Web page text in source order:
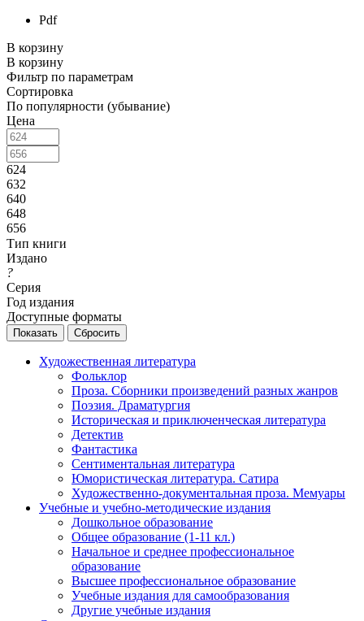
Pdf
В корзину
В корзину
Фильтр по параметрам
Сортировка
По популярности (убывание)
Цена
624
632
640
648
656
Тип книги
Издано
?
Серия
Год издания
Доступные форматы
Сбросить
Художественная литература
Фольклор
Проза. Сборники произведений разных жанров
Поэзия. Драматургия
Историческая и приключенческая литература
Детектив
Фантастика
Сентиментальная литература
Юмористическая литература. Сатира
Художественно-документальная проза. Мемуары
Учебные и учебно-методические издания
Дошкольное образование
Общее образование (1-11 кл.)
Начальное и среднее профессиональное
образование
Высшее профессиональное образование
Учебные издания для самообразования
Другие учебные издания